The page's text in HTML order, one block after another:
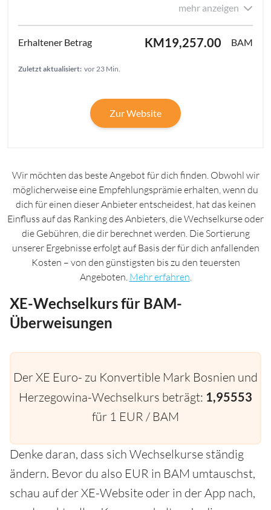
mehr anzeigen
KM19,257.00 BAM
Zuletzt aktualisiert: vor 23 Min.
Zur Website
Wir möchten das beste Angebot für dich finden. Obwohl wir
möglicherweise eine Empfehlungsprämie erhalten, wenn du
dich für einen dieser Anbieter entscheidest, hat das keinen
Einfluss auf das Ranking des Anbieters, die Wechselkurse oder
die Gebühren, die dir berechnet werden. Die Sortierung
unserer Ergebnisse erfolgt auf Basis der für dich anfallenden
Kosten – von den günstigsten bis zu den teuersten
Angeboten. Mehr erfahren.
XE-Wechselkurs für BAM-
Überweisungen
Der XE Euro- zu Konvertible Mark Bosnien und
Herzegowina-Wechselkurs beträgt: 1,95553
für 1 EUR / BAM
Denke daran, dass sich Wechselkurse ständig
ändern. Bevor du also EUR in BAM umtauschst,
schau auf der XE-Website oder in der App nach,